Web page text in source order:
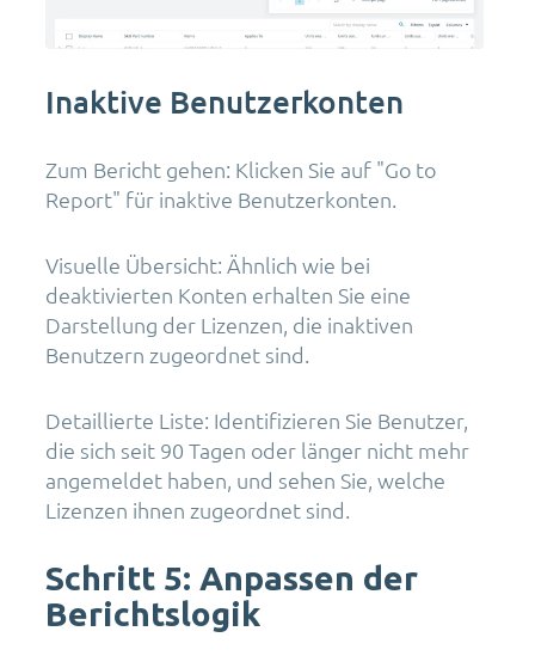
Inaktive Benutzerkonten
Zum Bericht gehen: Klicken Sie auf "Go to
Report" für inaktive Benutzerkonten.
Visuelle Übersicht: Ähnlich wie bei
deaktivierten Konten erhalten Sie eine
Darstellung der Lizenzen, die inaktiven
Benutzern zugeordnet sind.
Detaillierte Liste: Identifizieren Sie Benutzer,
die sich seit 90 Tagen oder länger nicht mehr
angemeldet haben, und sehen Sie, welche
Lizenzen ihnen zugeordnet sind.
Schritt 5: Anpassen der
Berichtslogik